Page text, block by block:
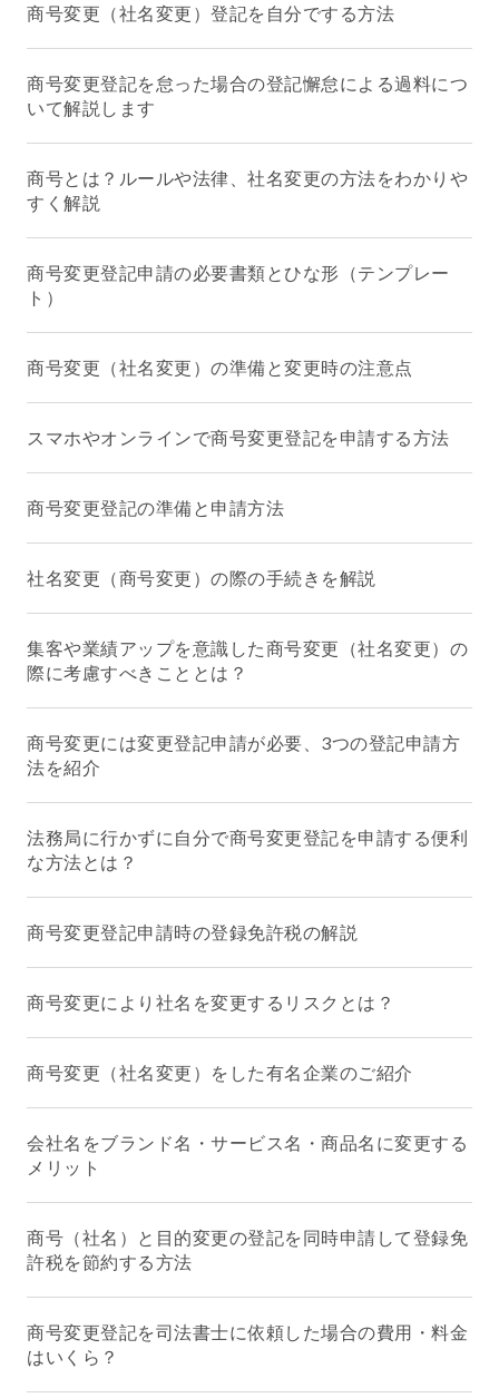
商号変更（社名変更）登記を自分でする方法
商号変更登記を怠った場合の登記懈怠による過料につ
いて解説します
商号とは？ルールや法律、社名変更の方法をわかりや
すく解説
商号変更登記申請の必要書類とひな形（テンプレー
ト）
商号変更（社名変更）の準備と変更時の注意点
スマホやオンラインで商号変更登記を申請する方法
商号変更登記の準備と申請方法
社名変更（商号変更）の際の手続きを解説
集客や業績アップを意識した商号変更（社名変更）の
際に考慮すべきこととは？
商号変更には変更登記申請が必要、3つの登記申請方
法を紹介
法務局に行かずに自分で商号変更登記を申請する便利
な方法とは？
商号変更登記申請時の登録免許税の解説
商号変更により社名を変更するリスクとは？
商号変更（社名変更）をした有名企業のご紹介
会社名をブランド名・サービス名・商品名に変更する
メリット
商号（社名）と目的変更の登記を同時申請して登録免
許税を節約する方法
商号変更登記を司法書士に依頼した場合の費用・料金
はいくら？